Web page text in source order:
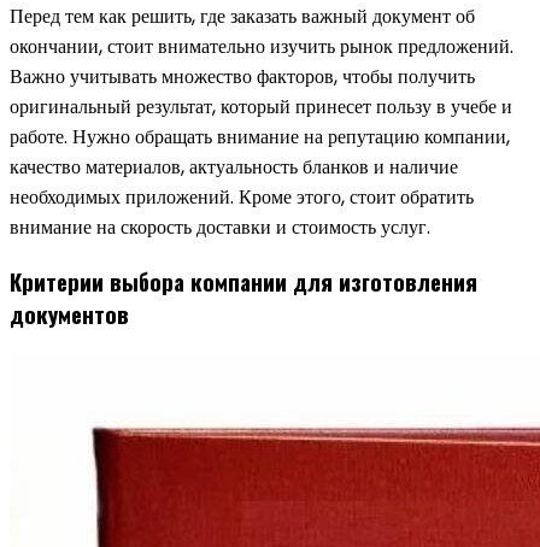
Перед тем как решить, где заказать важный документ об
окончании, стоит внимательно изучить рынок предложений.
Важно учитывать множество факторов, чтобы получить
оригинальный результат, который принесет пользу в учебе и
работе. Нужно обращать внимание на репутацию компании,
качество материалов, актуальность бланков и наличие
необходимых приложений. Кроме этого, стоит обратить
внимание на скорость доставки и стоимость услуг.
Критерии выбора компании для изготовления
документов